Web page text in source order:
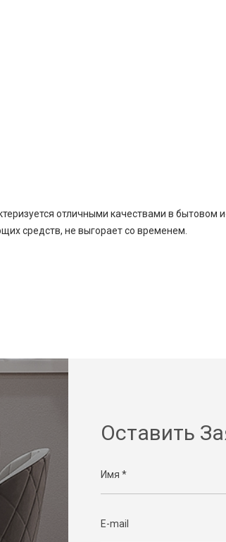
отличными качествами в бытовом
средств, не выгорает со временем.
Оставить